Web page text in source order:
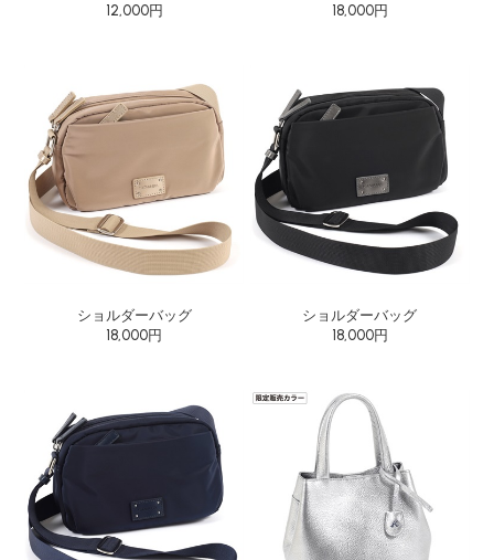
12,000円
18,000円
ショルダーバッグ
18,000円
ショルダーバッグ
18,000円